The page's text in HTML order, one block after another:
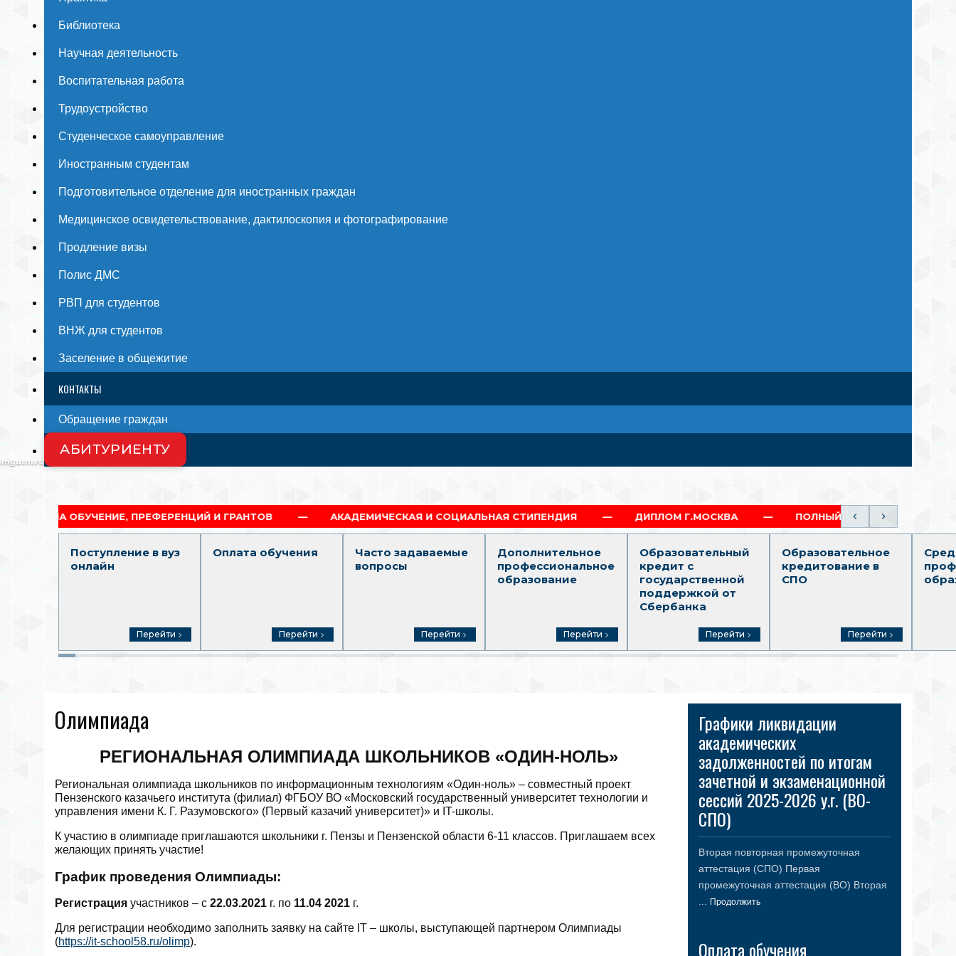
Библиотека
Научная деятельность
Воспитательная работа
Трудоустройство
Студенческое самоуправление
Иностранным студентам
Подготовительное отделение для иностранных граждан
Медицинское освидетельствование, дактилоскопия и фотографирование
Продление визы
Полис ДМС
РВП для студентов
ВНЖ для студентов
Заселение в общежитие
КОНТАКТЫ
Обращение граждан
СМИ О НАС
АБИТУРИЕНТУ
ПРЕФЕРЕНЦИЙ И ГРАНТОВ АКАДЕМИЧЕСКАЯ И СОЦИАЛЬНАЯ СТИПЕНДИЯ ДИПЛОМ Г.МОСКВА ПОЛНЫЙ ОБРАЗОВАТЕЛЬНЫЙ ТРЕК (СПО-
Поступление в вуз
онлайн
Перейти
Оплата обучения
Перейти
Часто задаваемые
вопросы
Перейти
Дополнительное
профессиональное
образование
Перейти
Образовательный
кредит с
государственной
поддержкой от
Сбербанка
Перейти
Образовательное
кредитование в
СПО
Перейти
Олимпиада
РЕГИОНАЛЬНАЯ ОЛИМПИАДА ШКОЛЬНИКОВ «ОДИН-НОЛЬ»
Региональная олимпиада школьников по информационным технологиям «Один-ноль» – совместный проект
Пензенского казачьего института (филиал) ФГБОУ ВО «Московский государственный университет технологии и
управления имени К. Г. Разумовского» (Первый казачий университет)» и IT-школы.
К участию в олимпиаде приглашаются школьники г. Пензы и Пензенской области 6-11 классов. Приглашаем всех
желающих принять участие!
График проведения Олимпиады:
Регистрация участников – с 22.03.2021 г. по 11.04 2021 г.
Для регистрации необходимо заполнить заявку на сайте IT – школы, выступающей партнером Олимпиады
(https://it-school58.ru/olimp).
Графики ликвидации
академических
задолженностей по итогам
зачетной и экзаменационной
сессий 2025-2026 у.г. (ВО-
СПО)
Вторая повторная промежуточная
аттестация (СПО) Первая
промежуточная аттестация (ВО) Вторая
... Продолжить
Оплата обучения